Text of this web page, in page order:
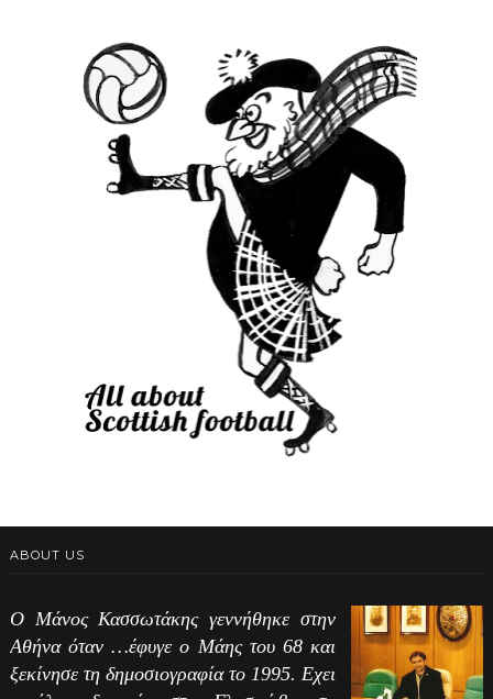
ABOUT US
Ο Μάνος Κασσωτάκης γεννήθηκε στην
Αθήνα όταν …έφυγε ο Μάης του 68 και
ξεκίνησε τη δημοσιογραφία το 1995. Εχει